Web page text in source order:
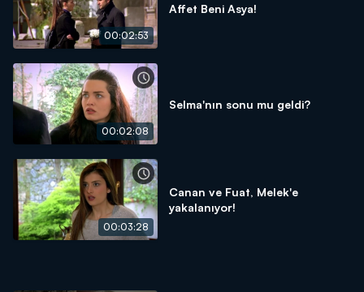
00:02:53
Affet Beni Asya!
00:02:08
Selma'nın sonu mu geldi?
00:03:28
Canan ve Fuat, Melek'e
yakalanıyor!